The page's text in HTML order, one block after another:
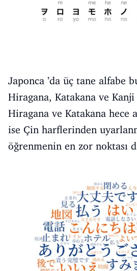
Japonca ’da üç tane alfabe
Hiragana, Katakana ve
Hiragana ve Katakana hece
ise Çin harflerinden
öğrenmenin en zor noktası